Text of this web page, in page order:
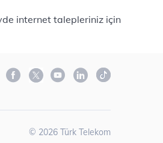
internet talepleriniz için
© 2026 Türk Telekom